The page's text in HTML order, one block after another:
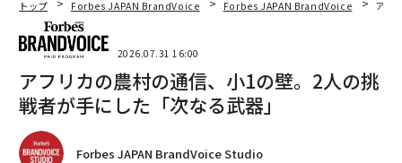
トップ Forbes JAPAN BrandVoice Forbes JAPAN BrandVoice アフ
2026.07.31 16:00
アフリカの農村の通信、小1の壁。2人の挑
戦者が手にした「次なる武器」
Forbes JAPAN BrandVoice Studio